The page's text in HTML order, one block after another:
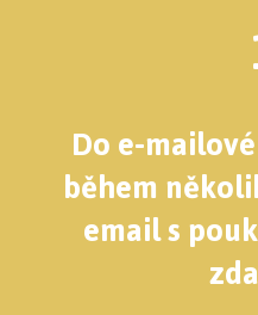
Do e-
během
email s